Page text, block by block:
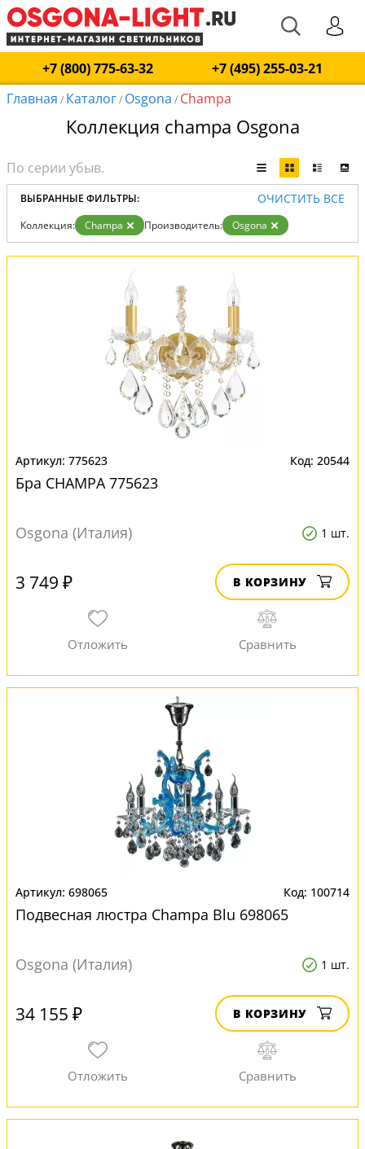
+7 (800) 775-63-32
+7 (495) 255-03-21
Главная / Каталог/ Osgona / Champa
Коллекция champa Osgona
ВЫБРАННЫЕ ФИЛЬТРЫ: ОЧИСТИТЬ ВСЕ
Коллекция: Champa Производитель: Osgona
775623 20544
Бра CHAMPA 775623
Osgona (Италия) 1 шт.
3 749 ₽ В КОРЗИНУ
698065 100714
Подвесная люстра Champa Blu 698065
Osgona (Италия) 1 шт.
34 155 ₽ В КОРЗИНУ